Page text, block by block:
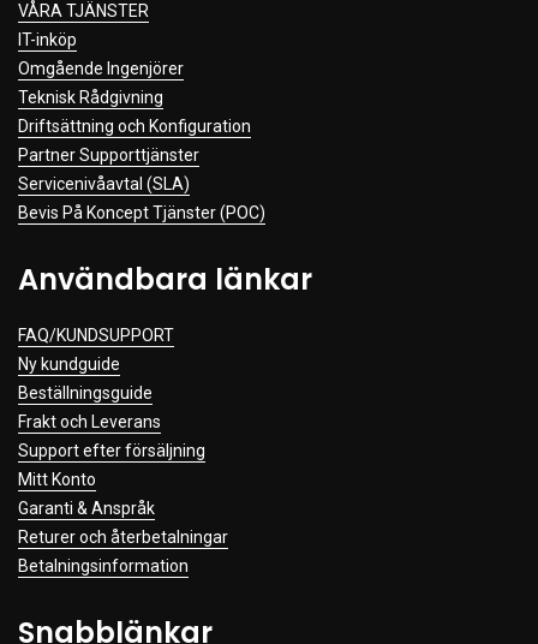
VÅRA TJÄNSTER
IT-inköp
Omgående Ingenjörer
Teknisk Rådgivning
Driftsättning och Konfiguration
Partner Supporttjänster
Servicenivåavtal (SLA)
Bevis På Koncept Tjänster (POC)
Användbara länkar
FAQ/KUNDSUPPORT
Ny kundguide
Beställningsguide
Frakt och Leverans
Support efter försäljning
Mitt Konto
Garanti & Anspråk
Returer och återbetalningar
Betalningsinformation
Snabblänkar